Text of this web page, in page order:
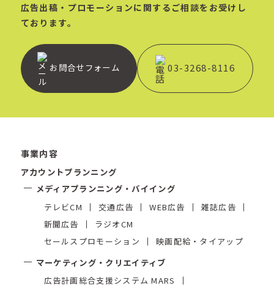
広告出稿・プロモーションに関するご相談をお受けし
ております。
お問合せフォーム 03-3268-8116
事業内容
アカウントプランニング
メディアプランニング・バイイング
テレビCM 交通広告 WEB広告
雑誌広告
新聞広告
ラジオCM
セールスプロモーション
映画配給・タイアップ
マーケティング・クリエイティブ
広告計画総合支援システム MARS